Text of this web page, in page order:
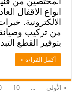
انواع الاقفال
الالكترونية.
من تركيب
بتوفير القطع
أكمل القراءة »
« الأولى ...
10